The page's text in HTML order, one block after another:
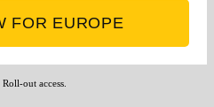
out access.